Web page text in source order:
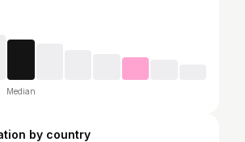
Median
by country